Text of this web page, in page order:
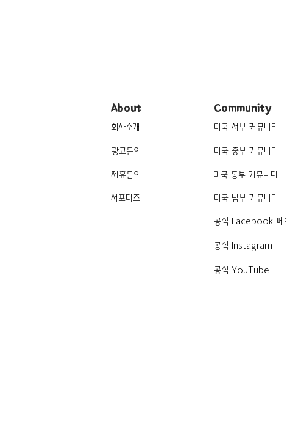
About
회사소개
광고문의
제휴문의
서포터즈
Community
미국 서부 커뮤니티
미국 중부 커뮤니티
미국 동부 커뮤니티
미국 남부 커뮤니티
공식 Facebook 페
공식 Instagram
공식 YouTube